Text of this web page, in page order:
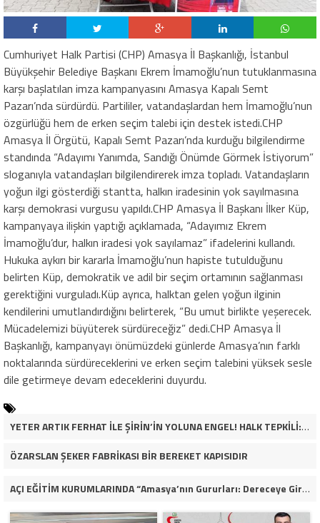
Cumhuriyet Halk Partisi (CHP) Amasya İl Başkanlığı, İstanbul
Büyükşehir Belediye Başkanı Ekrem İmamoğlu’nun tutuklanmasına
karşı başlatılan imza kampanyasını Amasya Kapalı Semt
Pazarı’nda sürdürdü. Partililer, vatandaşlardan hem İmamoğlu’nun
özgürlüğü hem de erken seçim talebi için destek istedi.CHP
Amasya İl Örgütü, Kapalı Semt Pazarı’nda kurduğu bilgilendirme
standında “Adayımı Yanımda, Sandığı Önümde Görmek İstiyorum”
sloganıyla vatandaşları bilgilendirerek imza topladı. Vatandaşların
yoğun ilgi gösterdiği stantta, halkın iradesinin yok sayılmasına
karşı demokrasi vurgusu yapıldı.CHP Amasya İl Başkanı İlker Küp,
kampanyaya ilişkin yaptığı açıklamada, “Adayımız Ekrem
İmamoğlu’dur, halkın iradesi yok sayılamaz” ifadelerini kullandı.
Hukuka aykırı bir kararla İmamoğlu’nun hapiste tutulduğunu
belirten Küp, demokratik ve adil bir seçim ortamının sağlanması
gerektiğini vurguladı.Küp ayrıca, halktan gelen yoğun ilginin
kendilerini umutlandırdığını belirterek, “Bu umut birlikte yeşerecek.
Mücadelemizi büyüterek sürdüreceğiz” dedi.CHP Amasya İl
Başkanlığı, kampanyayı önümüzdeki günlerde Amasya’nın farklı
noktalarında sürdüreceklerini ve erken seçim talebini yüksek sesle
dile getirmeye devam edeceklerini duyurdu.
YETER ARTIK FERHAT İLE ŞİRİN’İN YOLUNA ENGEL! HALK TEPKİLİ: “YOLU KAPATMAK ÇÖZÜM DEĞİL, GÖREVİNİ YAP!”
ÖZARSLAN ŞEKER FABRİKASI BİR BEREKET KAPISIDIR
AÇI EĞİTİM KURUMLARINDA “Amasya’nın Gururları: Dereceye Giren Öğrenciler İçin Anlamlı Tören”